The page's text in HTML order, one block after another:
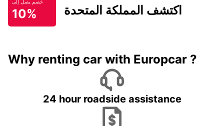
خصم يصل إلى
10% اكتشف المملكة المتحدة
Why renting car with Europcar ?
24 hour roadside assistance